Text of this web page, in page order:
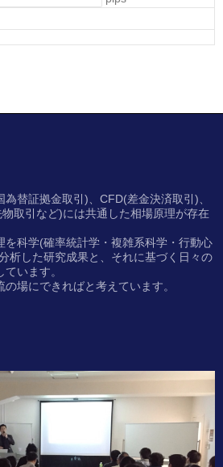
替証拠金取引)、CFD(差金決済取引)、
取引など)には共通した相場原理が存在
を科学(確率統計学・複雑系科学・行動心
析した研究成果と、それに基づく日々の
います。
場にできればと考えています。